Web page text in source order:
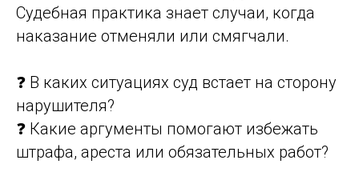
Судебная практика знает случаи, когда
наказание отменяли или смягчали.
❓ В каких ситуациях суд встает на сторону
нарушителя?
❓ Какие аргументы помогают избежать
штрафа, ареста или обязательных работ?